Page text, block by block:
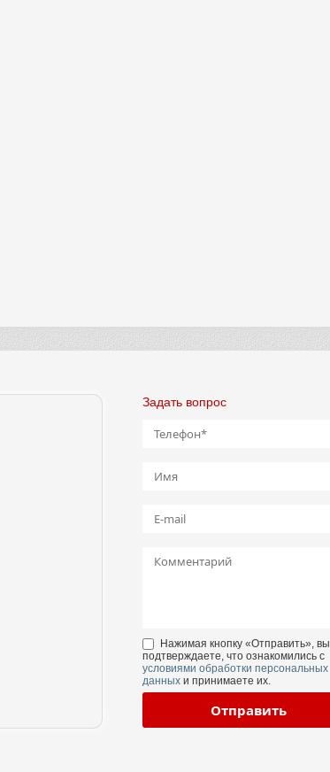
Задать вопрос
Нажимая кнопку «Отправить», вы
подтверждаете, что ознакомились с
условиями обработки персональных
данныхи принимаете их.
Отправить